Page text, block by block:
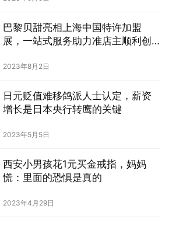
巴黎贝甜亮相上海中国特许加盟
展，一站式服务助力准店主顺利创
2023年8月2日
日元贬值难移鸽派人士认定，薪资
增长是日本央行转鹰的关键
2023年5月5日
西安小男孩花1元买金戒指，妈妈
慌：里面的恐惧是真的
2023年4月29日